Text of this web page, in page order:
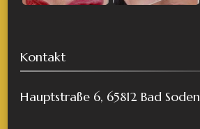
Kontakt
Hauptstraße 6, 65812 Bad Soden